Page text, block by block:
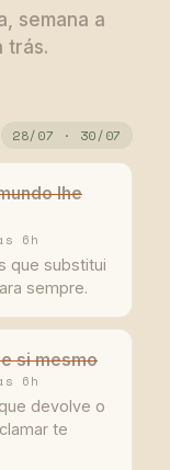
semana a
trás.
28/07 · 30/07
lhe
6h
que substitui
sempre.
si mesmo
6h
devolve o
te